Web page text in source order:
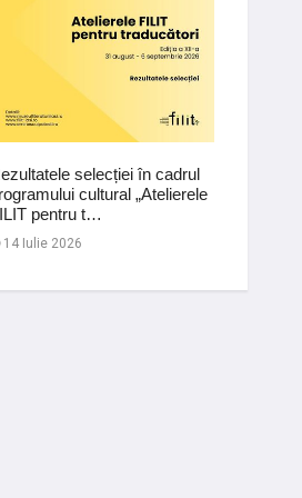
selecției în cadrul
cultural „Atelierele
pentru t…
14 Iulie 2026
și
09